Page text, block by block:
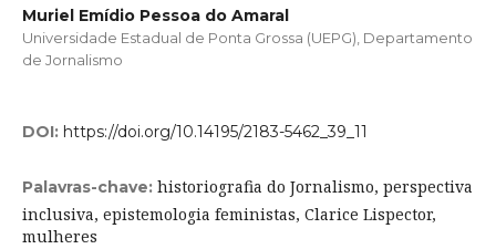
Muriel Emídio Pessoa do Amaral
Universidade Estadual de Ponta Grossa (UEPG), Departamento
de Jornalismo
DOI: https://doi.org/10.14195/2183-5462_39_11
Palavras-chave: historiografia do Jornalismo, perspectiva
inclusiva, epistemologia feministas, Clarice Lispector,
mulheres